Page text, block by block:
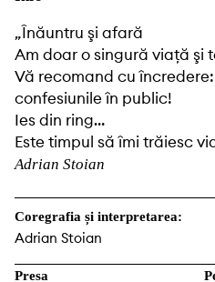
„Înăuntru şi afară
Am doar o singură viaţă şi
Vă recomand cu încredere:
confesiunile în public!
Ies din ring…
Este timpul să îmi trăiesc
Adrian Stoian
Coregrafia și interpretarea:
Adrian Stoian
Presa